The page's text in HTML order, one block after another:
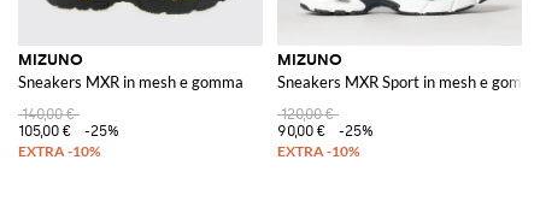
MIZUNO
Sneakers MXR in mesh e gomma
140,00 €
105,00 €
-25%
MIZUNO
Sneakers MXR Sport in mesh e
120,00 €
90,00 €
-25%